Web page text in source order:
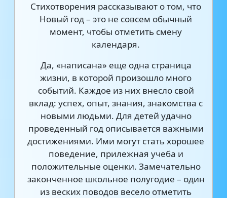
Стихотворения рассказывают о том, что
Новый год – это не совсем обычный
момент, чтобы отметить смену
календаря.
Да, «написана» еще одна страница
жизни, в которой произошло много
событий. Каждое из них внесло свой
вклад: успех, опыт, знания, знакомства с
новыми людьми. Для детей удачно
проведенный год описывается важными
достижениями. Ими могут стать хорошее
поведение, прилежная учеба и
положительные оценки. Замечательно
законченное школьное полугодие – один
из веских поводов весело отметить